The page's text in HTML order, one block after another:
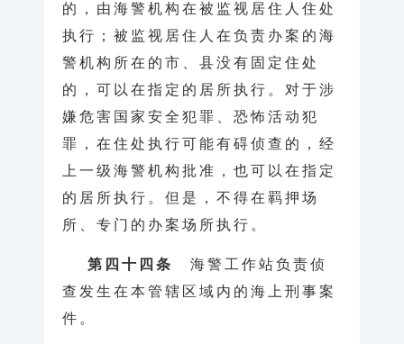
的，由海警机构在被监视居住人住处
执行；被监视居住人在负责办案的海
警机构所在的市、县没有固定住处
的，可以在指定的居所执行。对于涉
嫌危害国家安全犯罪、恐怖活动犯
罪，在住处执行可能有碍侦查的，经
上一级海警机构批准，也可以在指定
的居所执行。但是，不得在羁押场
所、专门的办案场所执行。
第四十四条
海警工作站负责侦
查发生在本管辖区域内的海上刑事案
件。